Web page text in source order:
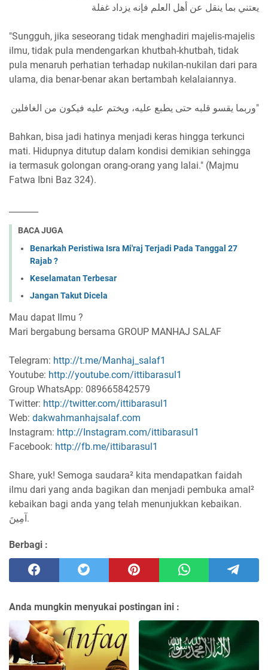
يعتني بما ينقل عن أهل العلم فإنه يزداد غفلة
"Sungguh, jika seseorang tidak menghadiri majelis-majelis
ilmu, tidak pula mendengarkan khutbah-khutbah, tidak
pula menaruh perhatian terhadap nukilan-nukilan dari para
ulama, dia benar-benar akan bertambah kelalaiannya.
وربما يقسو قلبه حتى يطبع عليه، ويختم عليه فيكون من الغافلين"
Bahkan, bisa jadi hatinya menjadi keras hingga terkunci
mati. Hidupnya ditutup dalam kondisi demikian sehingga
ia termasuk golongan orang-orang yang lalai." (Majmu
Fatwa Ibni Baz 324).
BACA JUGA
Benarkah Peristiwa Isra Mi'raj Terjadi Pada Tanggal 27
Rajab ?
Keselamatan Terbesar
Jangan Takut Dicela
Mau dapat Ilmu ?
Mari bergabung bersama GROUP MANHAJ SALAF
Telegram: http://t.me/Manhaj_salaf1
Youtube: http://youtube.com/ittibarasul1
Group WhatsApp: 089665842579
Twitter: http://twitter.com/ittibarasul1
Web: dakwahmanhajsalaf.com
Instagram: http://Instagram.com/ittibarasul1
Facebook: http://fb.me/ittibarasul1
Share, yuk! Semoga saudara² kita mendapatkan faidah
ilmu dari yang anda bagikan dan menjadi pembuka amal²
kebaikan bagi anda yang telah menunjukkan kebaikan.
آمِينَ.
Berbagi :
Anda mungkin menyukai postingan ini :